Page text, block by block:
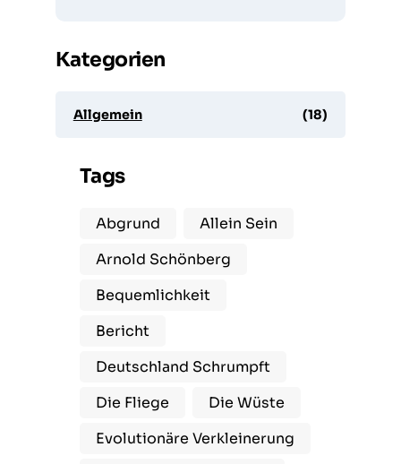
Kategorien
Allgemein (18)
Tags
Abgrund
Allein Sein
Arnold Schönberg
Bequemlichkeit
Bericht
Deutschland Schrumpft
Die Fliege
Die Wüste
Evolutionäre Verkleinerung